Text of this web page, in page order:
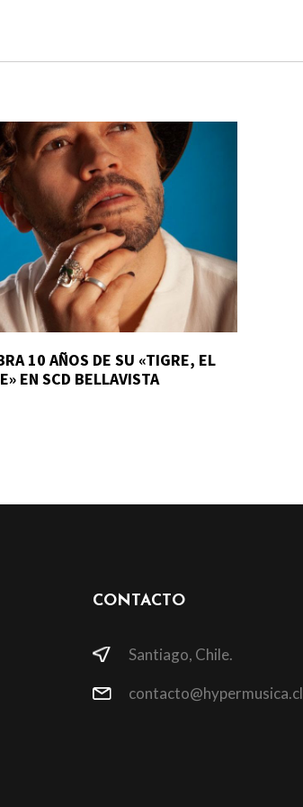
10 AÑOS DE SU «TIGRE, EL
EN SCD BELLAVISTA
CONTACTO
Santiago, Chile.
contacto@hypermusica.cl